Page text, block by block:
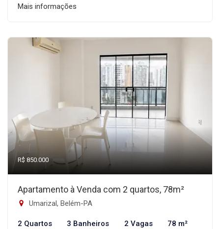
Mais informações
R$ 850.000
Apartamento à Venda com 2 quartos, 78m²
Umarizal, Belém-PA
2 Quartos 3 Banheiros 2 Vagas 78 m²